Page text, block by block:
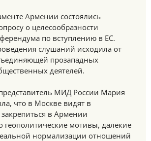
Армении состоялись
о целесообразности
по вступлению в ЕС.
слушаний исходила от
прозападных
деятелей.
МИД России Мария
что в Москве видят в
в Армении
геополитические мотивы, далекие
нормализации отношений